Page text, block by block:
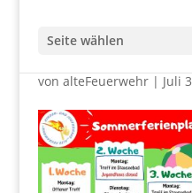
Seite wählen
Graffiti Action
von alteFeuerwehr| Juli